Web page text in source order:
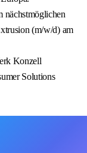
nächstmöglichen
(m/w/d) am
Konzell
Solutions